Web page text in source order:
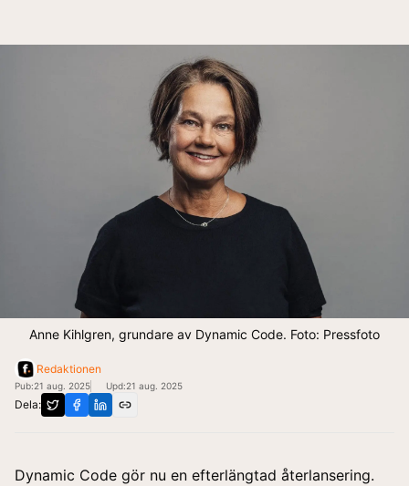
Anne Kihlgren, grundare av Dynamic Code. Foto: Pressfoto
Redaktionen
Pub:21 aug. 2025 Upd:21 aug. 2025
Dela:
Dynamic Code gör nu en efterlängtad återlansering.